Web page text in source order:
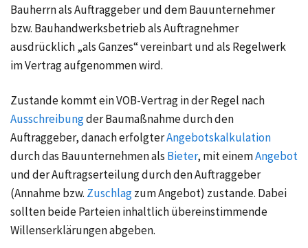
Bauherrn als Auftraggeber und dem Bauunternehmer
bzw. Bauhandwerksbetrieb als Auftragnehmer
ausdrücklich „als Ganzes“ vereinbart und als Regelwerk
im Vertrag aufgenommen wird.
Zustande kommt ein VOB-Vertrag in der Regel nach
Ausschreibungder Baumaßnahme durch den
Auftraggeber, danach erfolgterAngebotskalkulation
durch das Bauunternehmen als Bieter, mit einemAngebot
und der Auftragserteilung durch den Auftraggeber
(Annahme bzw. Zuschlagzum Angebot) zustande. Dabei
sollten beide Parteien inhaltlich übereinstimmende
Willenserklärungen abgeben.